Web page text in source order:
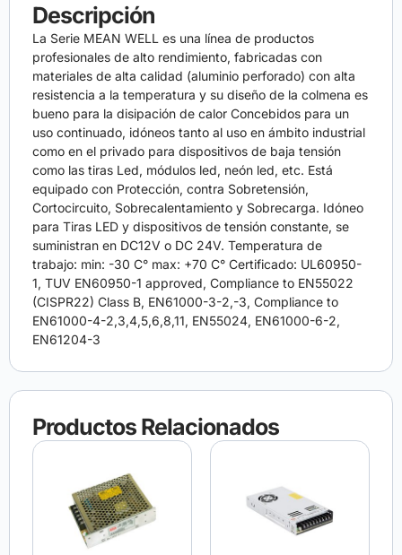
Descripción
La Serie MEAN WELL es una línea de productos
profesionales de alto rendimiento, fabricadas con
materiales de alta calidad (aluminio perforado) con alta
resistencia a la temperatura y su diseño de la colmena es
bueno para la disipación de calor Concebidos para un
uso continuado, idóneos tanto al uso en ámbito industrial
como en el privado para dispositivos de baja tensión
como las tiras Led, módulos led, neón led, etc. Está
equipado con Protección, contra Sobretensión,
Cortocircuito, Sobrecalentamiento y Sobrecarga. Idóneo
para Tiras LED y dispositivos de tensión constante, se
suministran en DC12V o DC 24V. Temperatura de
trabajo: min: -30 C° max: +70 C° Certificado: UL60950-
1, TUV EN60950-1 approved, Compliance to EN55022
(CISPR22) Class B, EN61000-3-2,-3, Compliance to
EN61000-4-2,3,4,5,6,8,11, EN55024, EN61000-6-2,
EN61204-3
Productos Relacionados